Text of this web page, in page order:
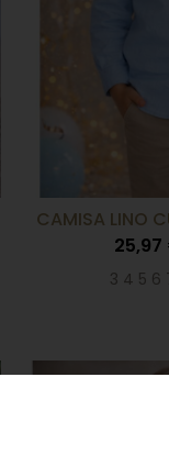
CAMISA LINO
25,97
3 4 5 6